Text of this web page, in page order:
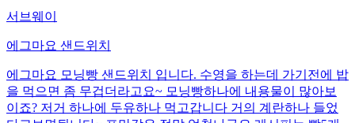
서브웨이
에그마요 샌드위치
에그마요 모닝빵 샌드위치 입니다. 수영을 하는데 가기전에 밥
을 먹으면 좀 무겁더라고요~ 모닝빵하나에 내용물이 많아보
이죠? 저거 하나에 두유하나 먹고갑니다 거의 계란하나 들었